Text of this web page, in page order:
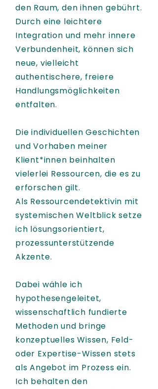
den Raum, den ihnen gebührt.
Durch eine leichtere
Integration und mehr innere
Verbundenheit, können sich
neue, vielleicht
authentischere, freiere
Handlungsmöglichkeiten
entfalten.
Die individuellen Geschichten
und Vorhaben meiner
Klient*innen beinhalten
vielerlei Ressourcen, die es zu
erforschen gilt.
Als Ressourcendetektivin mit
systemischen Weltblick setze
ich lösungsorientiert,
prozessunterstützende
Akzente.
Dabei wähle ich
hypothesengeleitet,
wissenschaftlich fundierte
Methoden und bringe
konzeptuelles Wissen, Feld-
oder Expertise-Wissen stets
als Angebot im Prozess ein.
Ich behalten den